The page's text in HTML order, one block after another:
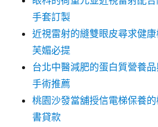
手套訂製
近視雷射的縫雙眼皮尋求健
芙媚必提
台北中醫減肥的蛋白質營養
手術推薦
桃園沙發當舖授信電梯保養
書貸款